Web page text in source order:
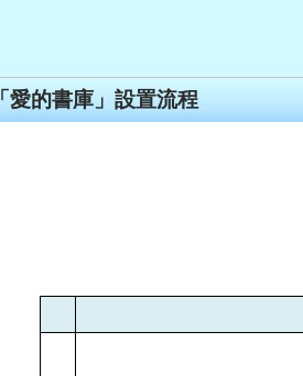
「愛的書庫」設置流程